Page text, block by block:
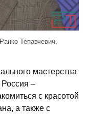
Тепавчевич.
мастерства
–
с красотой
а также с